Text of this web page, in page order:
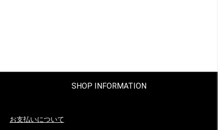
SHOP INFORMATION
お支払いについて